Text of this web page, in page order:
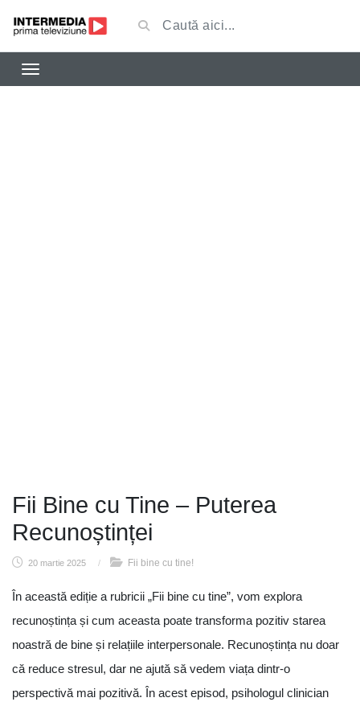
Fii Bine cu Tine – Puterea
Recunoștinței
20 martie 2025 / Fii bine cu tine!
În această ediție a rubricii „Fii bine cu tine”, vom explora
recunoștința și cum aceasta poate transforma pozitiv starea
noastră de bine și relațiile interpersonale. Recunoștința nu doar
că reduce stresul, dar ne ajută să vedem viața dintr-o
perspectivă mai pozitivă. În acest episod, psihologul clinician